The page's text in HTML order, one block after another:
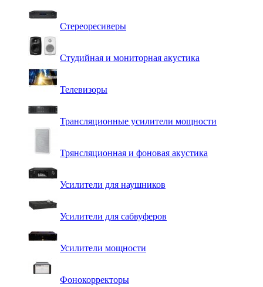
Стереоресиверы
Студийная и мониторная акустика
Телевизоры
Трансляционные усилители мощности
Трянсляционная и фоновая акустика
Усилители для наушников
Усилители для сабвуферов
Усилители мощности
Фонокорректоры